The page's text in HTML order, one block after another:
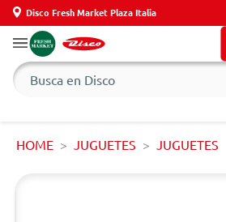
Disco Fresh Market Plaza Italia
HOME JUGUETES JUGUETES